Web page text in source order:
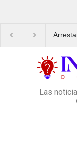
4 mil
Las